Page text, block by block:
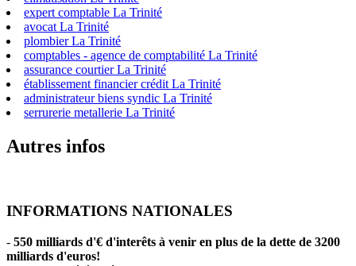
expert comptable La Trinité
avocat La Trinité
plombier La Trinité
comptables - agence de comptabilité La Trinité
assurance courtier La Trinité
établissement financier crédit La Trinité
administrateur biens syndic La Trinité
serrurerie metallerie La Trinité
Autres infos
INFORMATIONS NATIONALES
- 550 milliards d'€ d'interêts à venir en plus de la dette de 3200
milliards d'euros!